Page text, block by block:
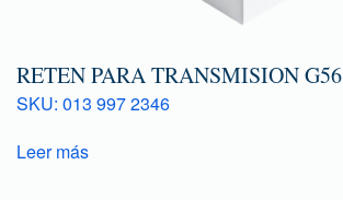
RETEN PARA TRANSMISION G56
SKU: 013 997 2346
Leer más